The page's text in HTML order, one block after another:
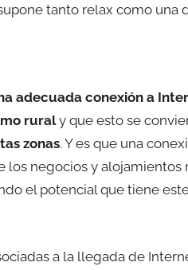
tanto relax como una
adecuada conexión a
ruraly que esto se
zonas. Y es que una
negocios y alojamientos
el potencial que tiene
a la llegada de